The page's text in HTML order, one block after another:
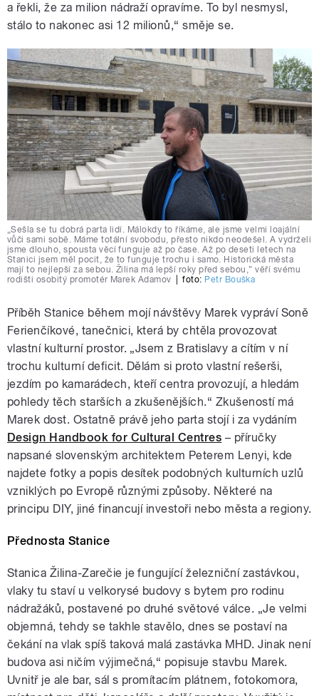
a řekli, že za milion nádraží opravíme. To byl nesmysl,
stálo to nakonec asi 12 milionů,“ směje se.
„Sešla se tu dobrá parta lidí. Málokdy to říkáme, ale jsme velmi loajální
vůči sami sobě. Máme totální svobodu, přesto nikdo neodešel. A vydrželi
jsme dlouho, spousta věcí funguje až po čase. Až po deseti letech na
Stanici jsem měl pocit, že to funguje trochu i samo. Historická města
mají to nejlepší za sebou. Žilina má lepší roky před sebou,” věří svému
rodišti osobitý promotér Marek Adamov
foto: Petr Bouška
Příběh Stanice během mojí návštěvy Marek vypráví Soně
Ferienčíkové, tanečnici, která by chtěla provozovat
vlastní kulturní prostor. „Jsem z Bratislavy a cítím v ní
trochu kulturní deficit. Dělám si proto vlastní rešerši,
jezdím po kamarádech, kteří centra provozují, a hledám
pohledy těch starších a zkušenějších.“ Zkušeností má
Marek dost. Ostatně právě jeho parta stojí i za vydáním
Design Handbook for Cultural Centres – příručky
napsané slovenským architektem Peterem Lenyi, kde
najdete fotky a popis desítek podobných kulturních uzlů
vzniklých po Evropě různými způsoby. Některé na
principu DIY, jiné financují investoři nebo města a regiony.
Přednosta Stanice
Stanica Žilina-Zarečie je fungující železniční zastávkou,
vlaky tu staví u velkorysé budovy s bytem pro rodinu
nádražáků, postavené po druhé světové válce. „Je velmi
objemná, tehdy se takhle stavělo, dnes se postaví na
čekání na vlak spíš taková malá zastávka MHD. Jinak není
budova asi ničím výjimečná,“ popisuje stavbu Marek.
Uvnitř je ale bar, sál s promítacím plátnem, fotokomora,